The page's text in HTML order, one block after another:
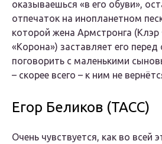
оказываешься «в его обуви»,
отпечаток на инопланетном
которой жена Армстронга
«Корона») заставляет его
поговорить с маленькими
– скорее всего – к ним не
Егор Беликов (ТАСС)
Очень чувствуется, как во всей